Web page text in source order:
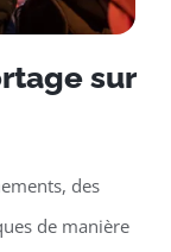
sur
des
de manière